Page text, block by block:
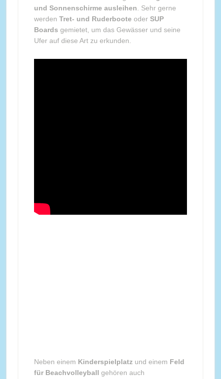
und Sonnenschirme ausleihen . Sehr gerne
werden Tret- und Ruderboote oder SUP
Boards gemietet, um das Gewässer und seine
Ufer auf diese Art zu erkunden.
Neben einem Kinderspielplatz und einem Feld
für Beachvolleyball gehören auch